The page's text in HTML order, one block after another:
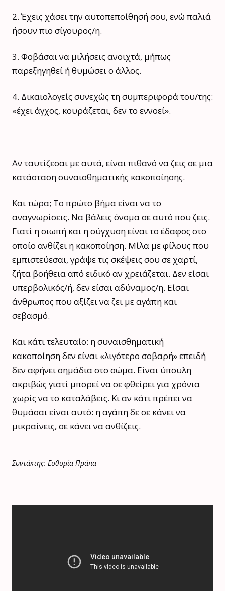
2. Έχεις χάσει την αυτοπεποίθησή σου, ενώ παλιά
ήσουν πιο σίγουρος/η.
3. Φοβάσαι να μιλήσεις ανοιχτά, μήπως
παρεξηγηθεί ή θυμώσει ο άλλος.
4. Δικαιολογείς συνεχώς τη συμπεριφορά του/της:
«έχει άγχος, κουράζεται, δεν το εννοεί».
Αν ταυτίζεσαι με αυτά, είναι πιθανό να ζεις σε μια
κατάσταση συναισθηματικής κακοποίησης.
Και τώρα; Το πρώτο βήμα είναι να το
αναγνωρίσεις. Να βάλεις όνομα σε αυτό που ζεις.
Γιατί η σιωπή και η σύγχυση είναι το έδαφος στο
οποίο ανθίζει η κακοποίηση. Μίλα με φίλους που
εμπιστεύεσαι, γράψε τις σκέψεις σου σε χαρτί,
ζήτα βοήθεια από ειδικό αν χρειάζεται. Δεν είσαι
υπερβολικός/ή, δεν είσαι αδύναμος/η. Είσαι
άνθρωπος που αξίζει να ζει με αγάπη και
σεβασμό.
Και κάτι τελευταίο: η συναισθηματική
κακοποίηση δεν είναι «λιγότερο σοβαρή» επειδή
δεν αφήνει σημάδια στο σώμα. Είναι ύπουλη
ακριβώς γιατί μπορεί να σε φθείρει για χρόνια
χωρίς να το καταλάβεις. Κι αν κάτι πρέπει να
θυμάσαι είναι αυτό: η αγάπη δε σε κάνει να
μικραίνεις, σε κάνει να ανθίζεις.
Συντάκτης: Ευθυμία Πράπα